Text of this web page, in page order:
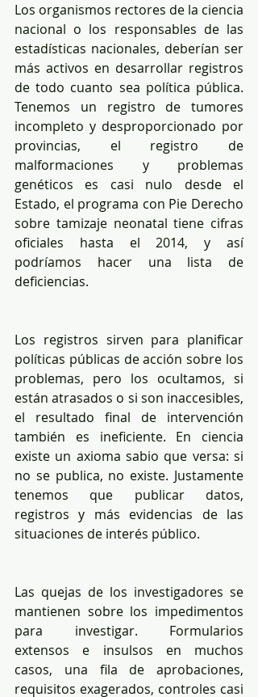
Los organismos rectores de la ciencia
nacional o los responsables de las
estadísticas nacionales, deberían ser
más activos en desarrollar registros
de todo cuanto sea política pública.
Tenemos un registro de tumores
incompleto y desproporcionado por
provincias, el registro de
malformaciones y problemas
genéticos es casi nulo desde el
Estado, el programa con Pie Derecho
sobre tamizaje neonatal tiene cifras
oficiales hasta el 2014, y así
podríamos hacer una lista de
deficiencias.
Los registros sirven para planificar
políticas públicas de acción sobre los
problemas, pero los ocultamos, si
están atrasados o si son inaccesibles,
el resultado final de intervención
también es ineficiente. En ciencia
existe un axioma sabio que versa: si
no se publica, no existe. Justamente
tenemos que publicar datos,
registros y más evidencias de las
situaciones de interés público.
Las quejas de los investigadores se
mantienen sobre los impedimentos
para investigar. Formularios
extensos e insulsos en muchos
casos, una fila de aprobaciones,
requisitos exagerados, controles casi